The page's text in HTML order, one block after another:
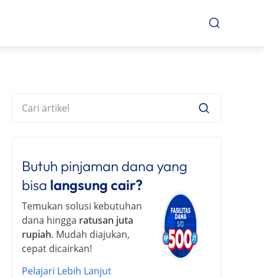
Butuh pinjaman dana yang
bisa langsung cair?
Temukan solusi kebutuhan
dana hingga ratusan juta
rupiah. Mudah diajukan,
cepat dicairkan!
Pelajari Lebih Lanjut